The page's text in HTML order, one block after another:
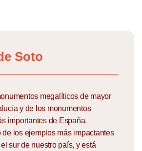
Soto
megalíticos de mayor
y de los monumentos
importantes de España.
de los ejemplos más impactantes
sur de nuestro país, y está